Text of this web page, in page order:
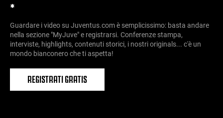
*
Guardare i video su Juventus.com è semplicissimo: basta andare
nella sezione "MyJuve" e registrarsi. Conferenze stampa,
interviste, highlights, contenuti storici, i nostri originals... c'è un
mondo bianconero che ti aspetta!
REGISTRATI GRATIS